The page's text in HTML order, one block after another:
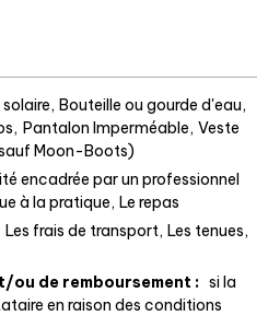
Bouteille ou gourde d'eau
Pantalon Imperméable Veste
Moon-Boots)
encadrée par un professionnel
à la pratique Le repas
Les frais de transport Les tenues,
ou de remboursement : si la
en raison des conditions